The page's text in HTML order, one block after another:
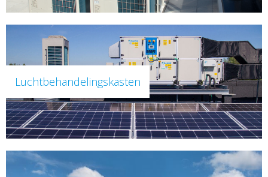
Luchtbehandelingskasten